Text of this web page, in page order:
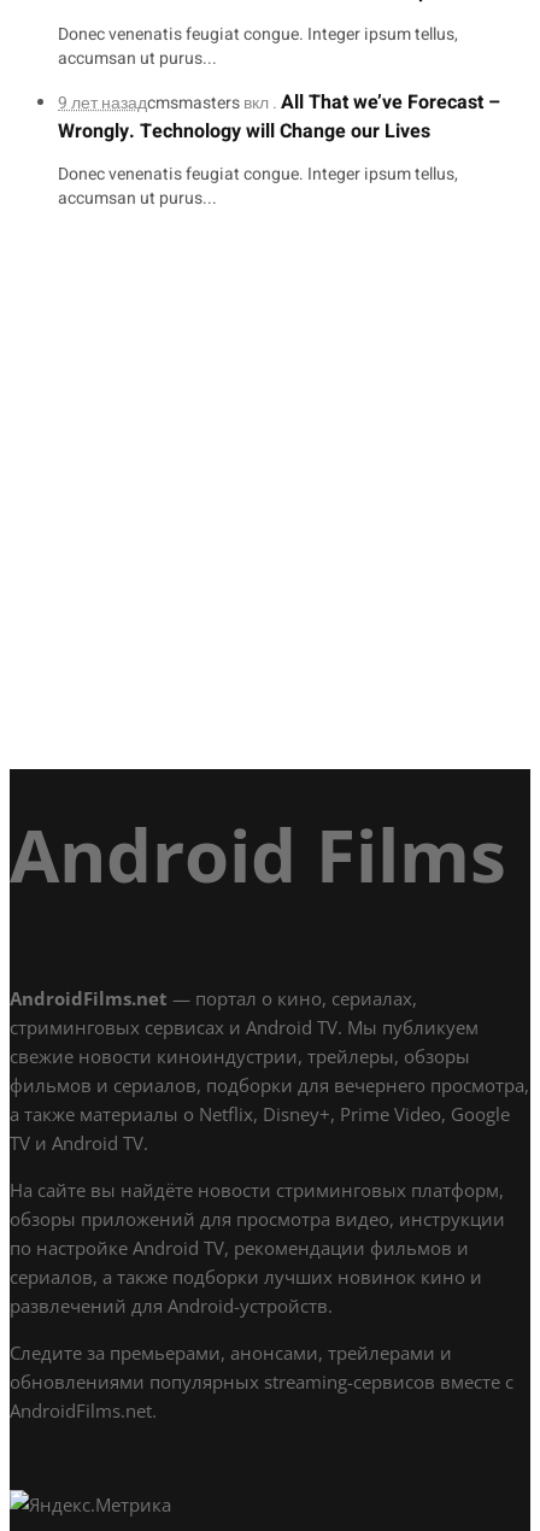
Donec venenatis feugiat congue. Integer ipsum tellus,
accumsan ut purus...
9 лет назадcmsmastersвкл .All That we’ve Forecast –
Wrongly. Technology will Change our Lives
Donec venenatis feugiat congue. Integer ipsum tellus,
accumsan ut purus...
Android Films
AndroidFilms.net — портал о кино, сериалах,
стриминговых сервисах и Android TV. Мы публикуем
свежие новости киноиндустрии, трейлеры, обзоры
фильмов и сериалов, подборки для вечернего просмотра,
а также материалы о Netflix, Disney+, Prime Video, Google
TV и Android TV.
На сайте вы найдёте новости стриминговых платформ,
обзоры приложений для просмотра видео, инструкции
по настройке Android TV, рекомендации фильмов и
сериалов, а также подборки лучших новинок кино и
развлечений для Android-устройств.
Следите за премьерами, анонсами, трейлерами и
обновлениями популярных streaming-сервисов вместе с
AndroidFilms.net.